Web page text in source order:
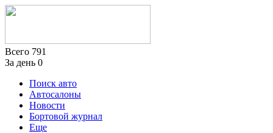
Всего 791
За день 0
Поиск авто
Автосалоны
Новости
Бортовой журнал
Еще